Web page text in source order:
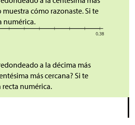
muestra cómo razonaste. Si te
numérica.
a la décima más
más cercana? Si te
numérica.